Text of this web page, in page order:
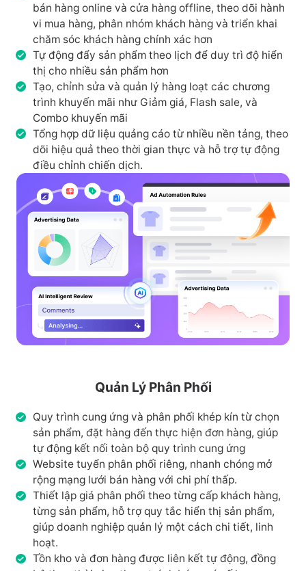
bán hàng online và cửa hàng offline, theo dõi hành
vi mua hàng, phân nhóm khách hàng và triển khai
chăm sóc khách hàng chính xác hơn
Tự động đẩy sản phẩm theo lịch để duy trì độ hiển
thị cho nhiều sản phẩm hơn
Tạo, chỉnh sửa và quản lý hàng loạt các chương
trình khuyến mãi như Giảm giá, Flash sale, và
Combo khuyến mãi
Tổng hợp dữ liệu quảng cáo từ nhiều nền tảng, theo
dõi hiệu quả theo thời gian thực và hỗ trợ tự động
điều chỉnh chiến dịch.
Quản Lý Phân Phối
Quy trình cung ứng và phân phối khép kín từ chọn
sản phẩm, đặt hàng đến thực hiện đơn hàng, giúp
tự động kết nối toàn bộ quy trình cung ứng
Website tuyển phân phối riêng, nhanh chóng mở
rộng mạng lưới bán hàng với chi phí thấp.
Thiết lập giá phân phối theo từng cấp khách hàng,
từng sản phẩm, hỗ trợ quy tắc hiển thị sản phẩm,
giúp doanh nghiệp quản lý một cách chi tiết, linh
hoạt.
Tồn kho và đơn hàng được liên kết tự động, đồng